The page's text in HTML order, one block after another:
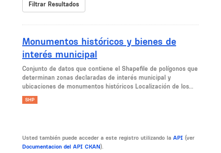
Filtrar Resultados
Monumentos históricos y bienes de
interés municipal
Conjunto de datos que contiene el Shapefile de polígonos que
determinan zonas declaradas de interés municipal y
ubicaciones de monumentos históricos Localización de los...
SHP
Usted también puede acceder a este registro utilizando la API (ver
Documentacion del API CKAN).